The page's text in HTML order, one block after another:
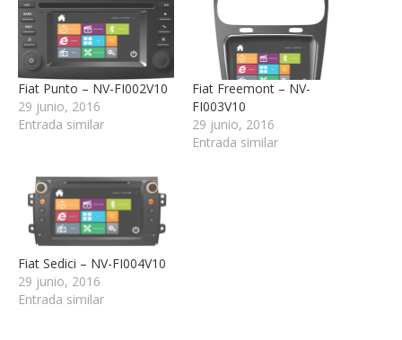
Fiat Punto – NV-FI002V10
29 junio, 2016
Entrada similar
Fiat Freemont – NV-
FI003V10
29 junio, 2016
Entrada similar
Fiat Sedici – NV-FI004V10
29 junio, 2016
Entrada similar